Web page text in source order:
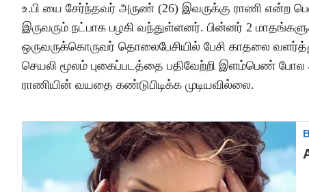
உ.பி யை சேர்ந்தவர் அருண் (26) இவருக்கு ராணி என்ற
இருவரும் நட்பாக பழகி வந்துள்ளனர். பின்னர் 2
ஒருவருக்கொருவர் தொலைபேசியில் பேசி காதலை
செயலி மூலம் புகைப்படத்தை பதிவேற்றி இளம்பெண்
ராணியின் வயதை கண்டுபிடிக்க முடியவில்லை.